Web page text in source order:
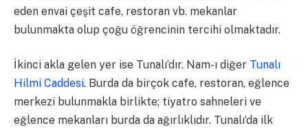
eden envai çeşit cafe, restoran vb. mekanlar
bulunmakta olup çoğu öğrencinin tercihi olmaktadır.
İkinci akla gelen yer ise Tunalı’dır. Nam-ı diğer Tunalı
Hilmi Caddesi. Burda da birçok cafe, restoran, eğlence
merkezi bulunmakla birlikte; tiyatro sahneleri ve
eğlence mekanları burda da ağırlıklıdır. Tunalı’da ilk